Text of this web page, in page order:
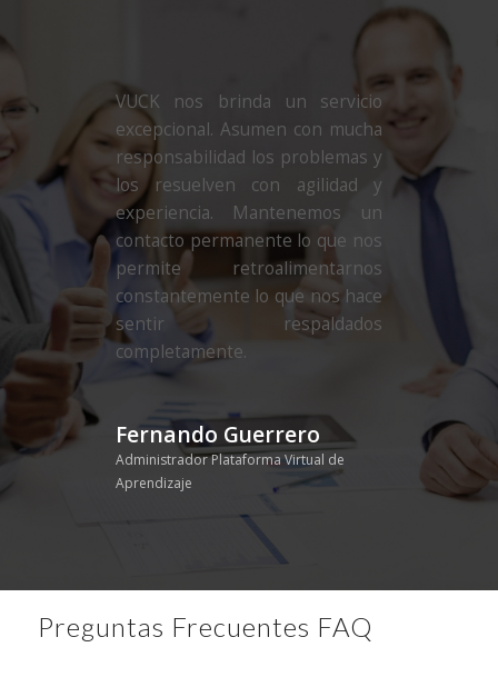
VUCK nos brinda un servicio
excepcional. Asumen con mucha
responsabilidad los problemas y
los resuelven con agilidad y
experiencia. Mantenemos un
contacto permanente lo que nos
permite retroalimentarnos
constantemente lo que nos hace
sentir respaldados
completamente.
Fernando Guerrero
Administrador Plataforma Virtual de
Aprendizaje
Preguntas Frecuentes FAQ